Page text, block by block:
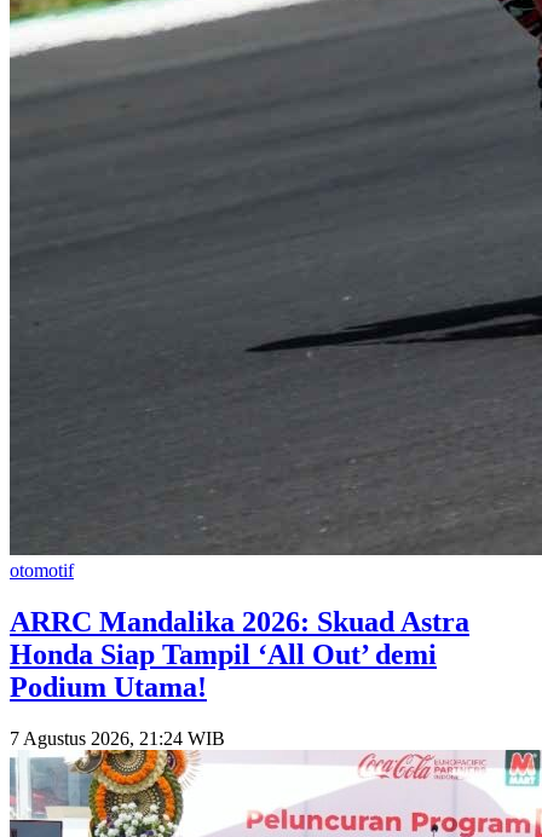
otomotif
​ARRC Mandalika 2026: Skuad Astra
Honda Siap Tampil ‘All Out’ demi
Podium Utama!
7 Agustus 2026, 21:24 WIB